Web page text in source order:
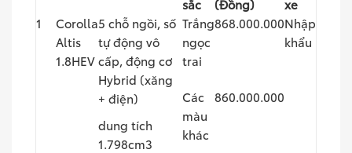
sắc
(Đồng)
xe
1
Corolla
Altis
1.8HEV
5 chỗ ngồi, số
tự động vô
cấp, động cơ
Hybrid (xăng
+ điện)
dung tích
1.798cm3
Trắng
ngọc
trai
868.000.000Nhập
khẩu
Các
màu
khác
860.000.000